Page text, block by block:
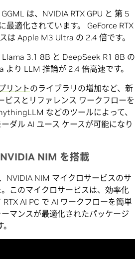
は、NVIDIA RTX GPU と 第 5
最適化されています。 GeForce RTX
は Apple M3 Ultra の 2.4 倍です。
Llama 3.1 8B と DeepSeek R1 8B の
り LLM 推論が 2.4 倍高速です。
リントのライブラリの増加など、新
ビスとリファレンス ワークフローを
などのツールによって、
ダル AI ユース ケースが可能になり
NIM を搭載
NVIDIA NIM マイクロサービスのサ
このマイクロサービスは、効率化
AI PC で AI ワークフローを簡単
マンスが最適化されたパッケージ